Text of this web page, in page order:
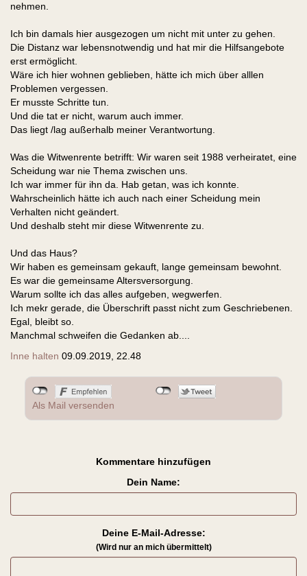
nehmen.
Ich bin damals hier ausgezogen um nicht mit unter zu gehen.
Die Distanz war lebensnotwendig und hat mir die Hilfsangebote
erst ermöglicht.
Wäre ich hier wohnen geblieben, hätte ich mich über alllen
Problemen vergessen.
Er musste Schritte tun.
Und die tat er nicht, warum auch immer.
Das liegt /lag außerhalb meiner Verantwortung.
Was die Witwenrente betrifft: Wir waren seit 1988 verheiratet, eine
Scheidung war nie Thema zwischen uns.
Ich war immer für ihn da. Hab getan, was ich konnte.
Wahrscheinlich hätte ich auch nach einer Scheidung mein
Verhalten nicht geändert.
Und deshalb steht mir diese Witwenrente zu.
Und das Haus?
Wir haben es gemeinsam gekauft, lange gemeinsam bewohnt.
Es war die gemeinsame Altersversorgung.
Warum sollte ich das alles aufgeben, wegwerfen.
Ich mekr gerade, die Überschrift passt nicht zum Geschriebenen.
Egal, bleibt so.
Manchmal schweifen die Gedanken ab....
Inne halten 09.09.2019, 22.48
Als Mail versenden
Kommentare hinzufügen
Dein Name:
Deine E-Mail-Adresse:
(Wird nur an mich übermittelt)